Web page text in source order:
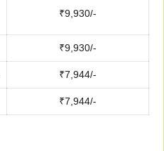
₹9,930/-
₹9,930/-
₹7,944/-
₹7,944/-